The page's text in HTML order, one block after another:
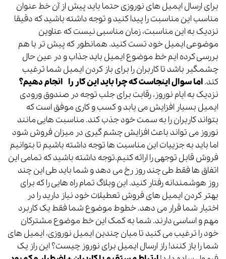
برای ارسال ایمیل های نوروزی حتما باید پیش از آن خط عنوان
مناسب این مناسبت را پیدا کنید و توجه داشته باشید که دقیقا
نزدیک به این مناسبت، زمان مناسبی نیست که عناوین
موضوعی ایمیل خود تست کنید. همانطور که پیش تر با هم
بررسی کرده ایم خط موضوع ایمیل باید جذاب و در عین حال
چشمگیر باشد تا کاربران را برای باز کردن ایمیل شما ترغیب
کند.اما سوال اینجاست که چرا باید این کار را انجام دهیم؟
نزدیک به ایام نوروز، رقابت برای جلب توجه در صندوق ورودی
ایمیل بسیار افزایش می یابد و کسب و کاری موفق است که
بتواند کاربران را به سمت خود جذب کند. مناسبت هایی مانند
نوروز می تواند باعث افزایش چشم گیری در میزان فروش شود
اما باید به جزییات این مناسبت ها توجه داشته باشیم تا بتوانیم
فروش قابل توجهی را ارائه کنیم.توجه داشته باشید که تمامی این
اتفاق ها فقط طی چند روز رخ می دهد و شما باید طی این چند
روز هوشمندانه رفتار کنید. این وبلاگ تمام راه هایی را که برای
بهتر کردن ایمیل های فروش تعطیلات خود نیاز دارید را در
اختیار شما قرار می دهد. خطوط موضوع شما فقط یک کاربرد
مهم و اساسی دارند. شما به کمک این خط موضوع مشترکان
خود را ترغیب می کنید تا میان چندین ایمیل نوروزی، ایمیل های
شما را باز کنند! راز ارسال ایمیل برای نوروز چیست؟ این راز یک